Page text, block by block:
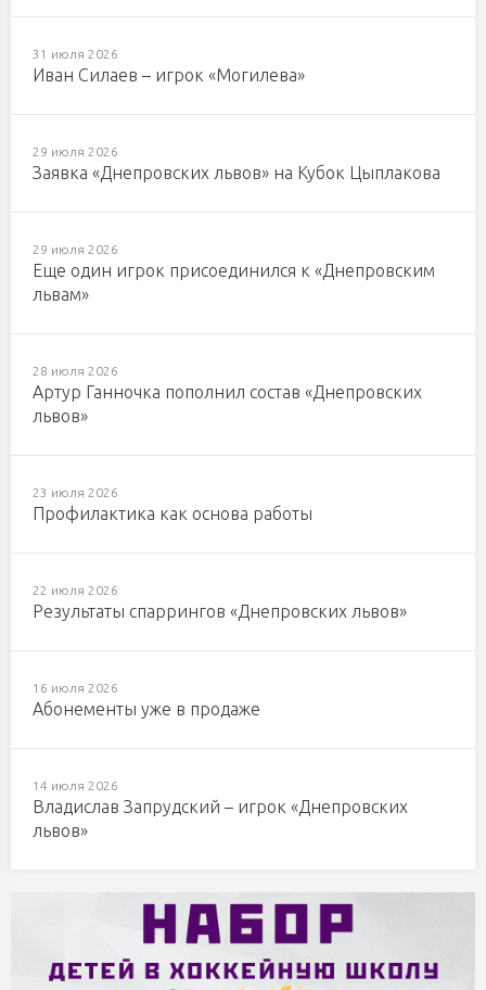
31 июля 2026
Иван Силаев – игрок «Могилева»
29 июля 2026
Заявка «Днепровских львов» на Кубок Цыплакова
29 июля 2026
Еще один игрок присоединился к «Днепровским
львам»
28 июля 2026
Артур Ганночка пополнил состав «Днепровских
львов»
23 июля 2026
Профилактика как основа работы
22 июля 2026
Результаты спаррингов «Днепровских львов»
16 июля 2026
Абонементы уже в продаже
14 июля 2026
Владислав Запрудский – игрок «Днепровских
львов»